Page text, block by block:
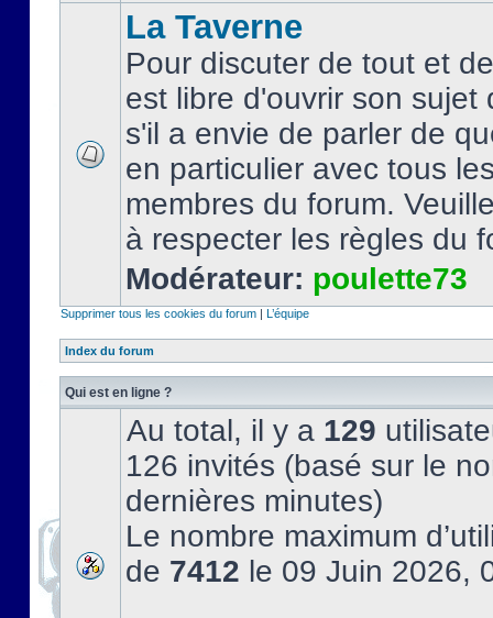
La Taverne
Pour discuter de tout et
est libre d'ouvrir son sujet
s'il a envie de parler de
en particulier avec tous
membres du forum.
à respecter les règles du
Modérateur: poulette73
Supprimer tous les cookies du forum | L’équipe
Index du forum
Qui est en ligne ?
Au total, il y a 129
126 invités (basé sur le
dernières minutes)
Le nombre maximum
de 7412 le 09 Juin 2026,